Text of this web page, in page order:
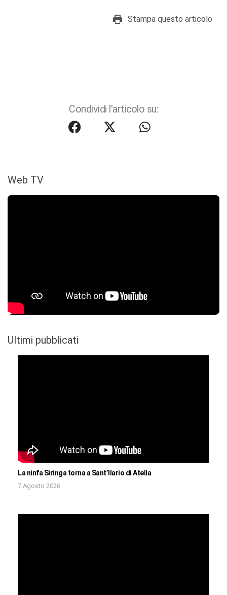
Stampa questo articolo
Condividi l'articolo su:
Web TV
Ultimi pubblicati
La ninfa Siringa torna a Sant’Ilario di Atella
7 Agosto 2026